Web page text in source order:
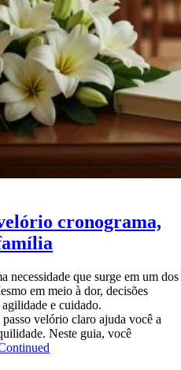
cronograma,
necessidade que surge em um dos
em meio à dor, decisões
e cuidado.
velório claro ajuda você a
Neste guia, você